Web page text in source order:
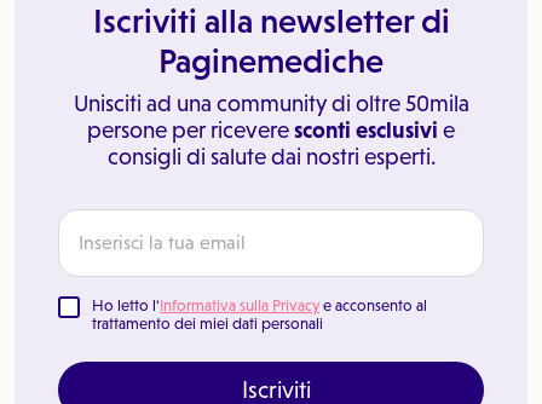
Iscriviti alla newsletter di
Paginemediche
Unisciti ad una community di oltre 50mila
persone per riceveresconti esclusivi e
consigli di salute dai nostri esperti.
Ho letto l'Informativa sulla Privacy e acconsento al
trattamento dei miei dati personali
Iscriviti